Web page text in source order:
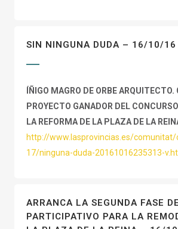
SIN NINGUNA DUDA – 16/10/16
ÍÑIGO MAGRO DE ORBE
PROYECTO GANADOR DEL
LA REFORMA DE LA PLAZA DE LA
http://www.lasprovincias.es/
17/ninguna-duda-20161016235313-
ARRANCA LA SEGUNDA FASE
PARTICIPATIVO PARA LA